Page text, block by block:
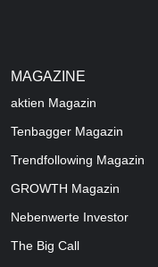
MAGAZINE
aktien Magazin
Tenbagger Magazin
Trendfollowing Magazin
GROWTH Magazin
Nebenwerte Investor
The Big Call